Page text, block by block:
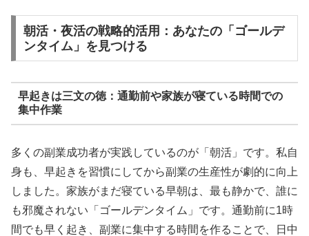
朝活・夜活の戦略的活用：あなたの「ゴールデ
ンタイム」を見つける
早起きは三文の徳：通勤前や家族が寝ている時間での
集中作業
多くの副業成功者が実践しているのが「朝活」です。私自
身も、早起きを習慣にしてから副業の生産性が劇的に向上
しました。家族がまだ寝ている早朝は、最も静かで、誰に
も邪魔されない「ゴールデンタイム」です。通勤前に1時
間でも早く起き、副業に集中する時間を作ることで、日中